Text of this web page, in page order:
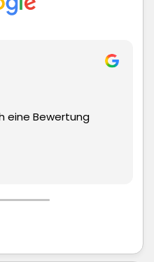
Lieferung und top Ware.